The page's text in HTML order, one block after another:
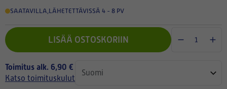
SAATAVILLA,LÄHETETTÄVISSÄ 4 - 8 PV
LISÄÄ OSTOSKORIIN
Toimitus alk. 6,90 €
Katso toimituskulut